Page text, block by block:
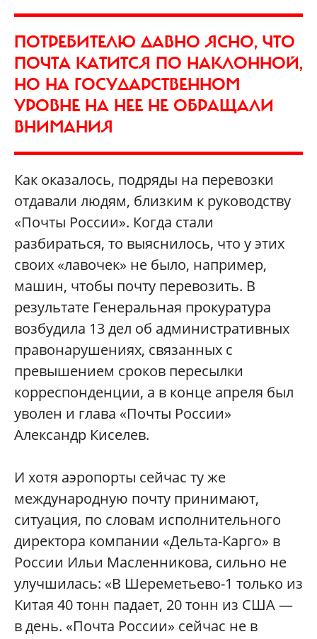
ПОТРЕБИТЕЛЮ ДАВНО ЯСНО, ЧТО
ПОЧТА КАТИТСЯ ПО НАКЛОННОЙ,
НО НА ГОСУДАРСТВЕННОМ
УРОВНЕ НА НЕЕ НЕ ОБРАЩАЛИ
ВНИМАНИЯ
Как оказалось, подряды на перевозки
отдавали людям, близким к руководству
«Почты России». Когда стали
разбираться, то выяснилось, что у этих
своих «лавочек» не было, например,
машин, чтобы почту перевозить. В
результате Генеральная прокуратура
возбудила 13 дел об административных
правонарушениях, связанных с
превышением сроков пересылки
корреспонденции, а в конце апреля был
уволен и глава «Почты России»
Александр Киселев.
И хотя аэропорты сейчас ту же
международную почту принимают,
ситуация, по словам исполнительного
директора компании «Дельта-Карго» в
России Ильи Масленникова, сильно не
улучшилась: «В Шереметьево-1 только из
Китая 40 тонн падает, 20 тонн из США —
в день. «Почта России» сейчас не в